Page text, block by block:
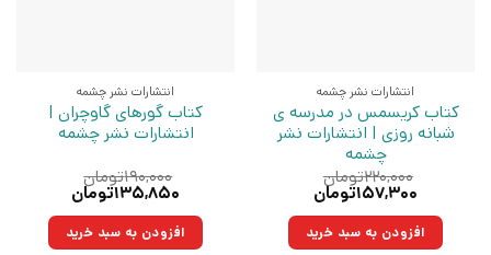
انتشارات نشر چشمه
کتاب کریسمس در مدرسه ی
شبانه روزی | انتشارات نشر
چشمه
۲۲۰,۰۰۰تومان
قیمت
۲۲۰,۰۰۰تومان
بود.
۱۵۷,۳۰۰تومان
۱۵۷,۳۰۰تومان.افزودن به سبد خرید
انتشارات نشر چشمه
کتاب گورهای گاوچران |
انتشارات نشر چشمه
۱۹۰,۰۰۰تومان
قیمت
۱۹۰,۰۰۰تومان
بود.
۱۳۵,۸۵۰تومان
۱۳۵,۸۵۰تومان.افزودن به سبد خرید